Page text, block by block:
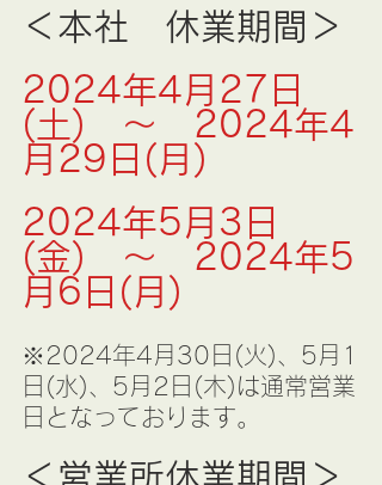
＜本社　休業期間＞
2024年4月27日
(土)　～　2024年4
月29日(月)
2024年5月3日
(金)　～　2024年5
月6日(月)
※2024年4月30日(火)、5月1
日(水)、5月2日(木)は通常営業
日となっております。
＜営業所休業期間＞